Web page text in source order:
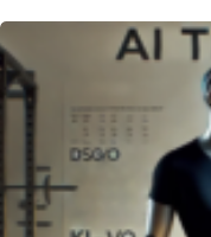
Datenschutz?